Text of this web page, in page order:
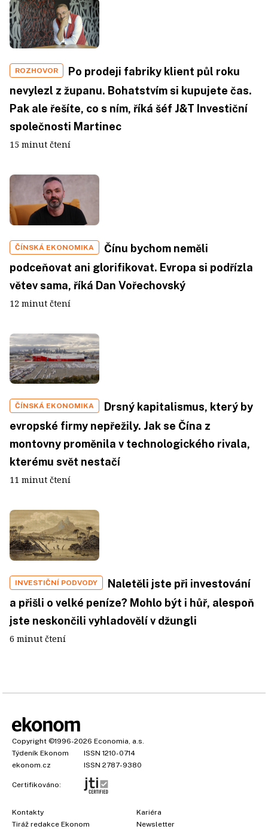
ROZHOVOR
Po prodeji fabriky klient půl roku
nevylezl z županu. Bohatstvím si kupujete čas.
Pak ale řešíte, co s ním, říká šéf J&T Investiční
společnosti Martinec
15 minut čtení
ČÍNSKÁ EKONOMIKA
Čínu bychom neměli
podceňovat ani glorifikovat. Evropa si podřízla
větev sama, říká Dan Vořechovský
12 minut čtení
ČÍNSKÁ EKONOMIKA
Drsný kapitalismus, který by
evropské firmy nepřežily. Jak se Čína z
montovny proměnila v technologického rivala,
kterému svět nestačí
11 minut čtení
INVESTIČNÍ PODVODY
Naletěli jste při investování
a přišli o velké peníze? Mohlo být i hůř, alespoň
jste neskončili vyhladovělí v džungli
6 minut čtení
Copyright ©1996-2026 Economia, a.s.
Týdeník Ekonom
ISSN 1210-0714
ekonom.cz
ISSN 2787-9380
Certifikováno:
Kontakty
Tiráž redakce Ekonom
Kariéra
Newsletter